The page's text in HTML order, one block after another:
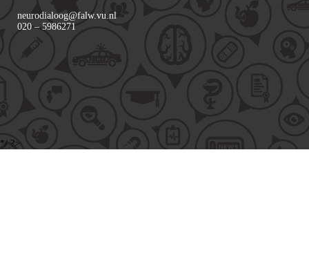
neurodialoog@falw.vu.nl
020 – 5986271
*/ ?>